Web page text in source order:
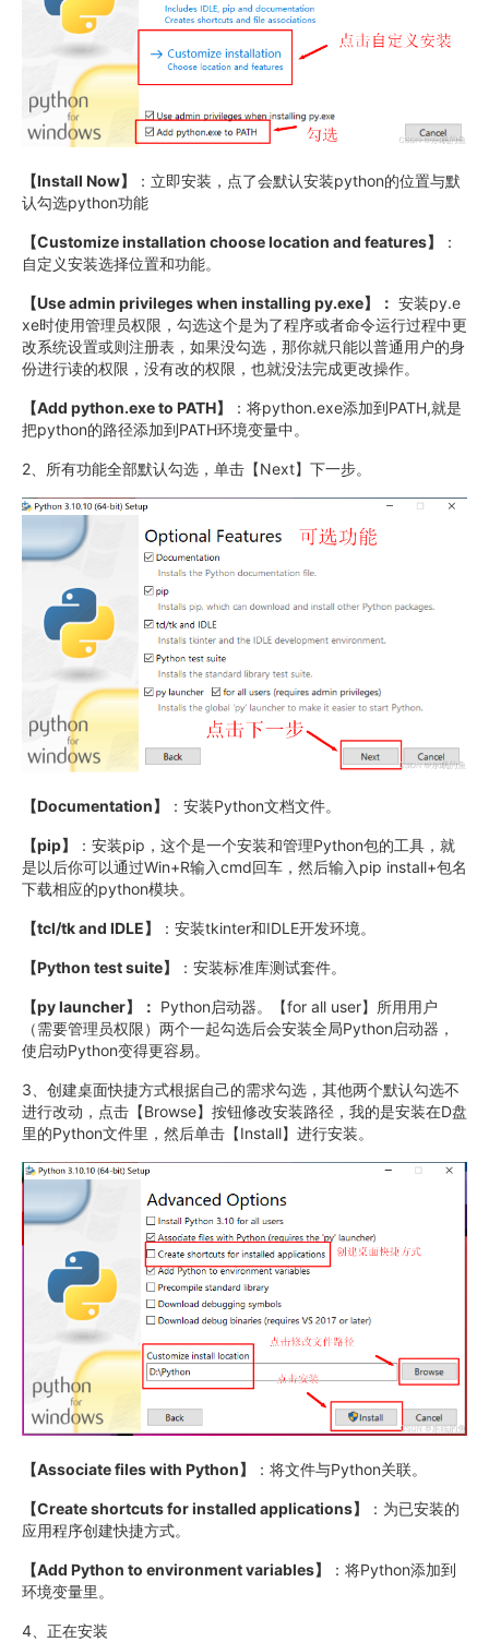
【Install Now】
：立即安装，点了会默认安装python的位置与默
认勾选python功能
【Customize installation choose location and features】
：
自定义安装选择位置和功能。
【Use admin privileges when installing py.exe】： 安装py.e
xe时使用管理员权限，勾选这个是为了程序或者命令运行过程中更
改系统设置或则注册表，如果没勾选，那你就只能以普通用户的身
份进行读的权限，没有改的权限，也就没法完成更改操作。
【Add python.exe to PATH】
：将python.exe添加到PATH,就是
把python的路径添加到PATH环境变量中。
2、所有功能全部默认勾选，单击【Next】下一步。
【Documentation】 ：安装Python文档文件。
【pip】
：安装pip，这个是一个安装和管理Python包的工具，就
是以后你可以通过Win+R输入cmd回车，然后输入pip install+包名
下载相应的python模块。
【tcl/tk and IDLE】 ：安装tkinter和IDLE开发环境。
【Python test suite】 ：安装标准库测试套件。
【py launcher】： Python启动器。【for all user】所用用户
（需要管理员权限）两个一起勾选后会安装全局Python启动器，
使启动Python变得更容易。
3、创建桌面快捷方式根据自己的需求勾选，其他两个默认勾选不
进行改动，点击【Browse】按钮修改安装路径，我的是安装在D盘
里的Python文件里，然后单击【Install】进行安装。
【Associate files with Python】 ：将文件与Python关联。
【Create shortcuts for installed applications】
：为已安装的
应用程序创建快捷方式。
【Add Python to environment variables】
：将Python添加到
环境变量里。
4、正在安装